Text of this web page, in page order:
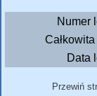
Numer
Data
Przewiń